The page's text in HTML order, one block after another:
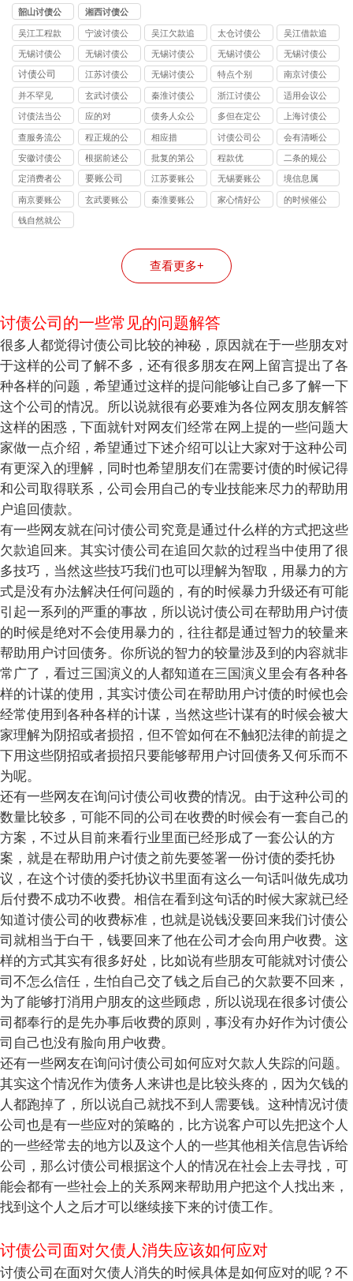
司 公司
韶山讨债公
司
湘西讨债公
司
吴江工程款
追讨
宁波讨债公
司
吴江欠款追
讨
太仓讨债公
司
吴江借款追
讨
无锡讨债公
司的法律风
险提示：债
权人需警惕
的连带责任
无锡讨债公
司能处理的
债务类型：
个人债、企
业债、特殊
债全覆盖
无锡讨债公
司收费标准
揭秘：
10%-40% 抽
成背后的逻
辑
无锡讨债公
司应对恶意
逃债的 3 种
合法手段详
解
无锡讨债公
司与律师事
务所的区
别：债务追
讨该选哪类
机构？
讨债公司
江苏讨债公
司
无锡讨债公
司
特点个别
南京讨债公
司
并不罕见
玄武讨债公
司
秦淮讨债公
司
浙江讨债公
司
适用会议公
司
讨债法当公
司
应的对
债务人众公
司
多但在定公
司
上海讨债公
司
查服务流公
司
程正规的公
司
相应措
讨债公司公
司
会有清晰公
司
安徽讨债公
司
根据前述公
司
批复的第公
司
程款优
二条的规公
司
定消费者公
司
要账公司
江苏要账公
司
无锡要账公
司
境信息属
南京要账公
司
玄武要账公
秦淮要账公
家心情好公
的时候催公
钱自然就公
查看更多+
讨债公司的一些常见的问题解答
很多人都觉得讨债公司比较的神秘，原因就在于一些朋友对
于这样的公司了解不多，还有很多朋友在网上留言提出了各
种各样的问题，希望通过这样的提问能够让自己多了解一下
这个公司的情况。所以说就很有必要难为各位网友朋友解答
这样的困惑，下面就针对网友们经常在网上提的一些问题大
家做一点介绍，希望通过下述介绍可以让大家对于这种公司
有更深入的理解，同时也希望朋友们在需要讨债的时候记得
和公司取得联系，公司会用自己的专业技能来尽力的帮助用
户追回债款。
有一些网友就在问讨债公司究竟是通过什么样的方式把这些
欠款追回来。其实讨债公司在追回欠款的过程当中使用了很
多技巧，当然这些技巧我们也可以理解为智取，用暴力的方
式是没有办法解决任何问题的，有的时候暴力升级还有可能
引起一系列的严重的事故，所以说讨债公司在帮助用户讨债
的时候是绝对不会使用暴力的，往往都是通过智力的较量来
帮助用户讨回债务。你所说的智力的较量涉及到的内容就非
常广了，看过三国演义的人都知道在三国演义里会有各种各
样的计谋的使用，其实讨债公司在帮助用户讨债的时候也会
经常使用到各种各样的计谋，当然这些计谋有的时候会被大
家理解为阴招或者损招，但不管如何在不触犯法律的前提之
下用这些阴招或者损招只要能够帮用户讨回债务又何乐而不
为呢。
还有一些网友在询问讨债公司收费的情况。由于这种公司的
数量比较多，可能不同的公司在收费的时候会有一套自己的
方案，不过从目前来看行业里面已经形成了一套公认的方
案，就是在帮助用户讨债之前先要签署一份讨债的委托协
议，在这个讨债的委托协议书里面有这么一句话叫做先成功
后付费不成功不收费。相信在看到这句话的时候大家就已经
知道讨债公司的收费标准，也就是说钱没要回来我们讨债公
司就相当于白干，钱要回来了他在公司才会向用户收费。这
样的方式其实有很多好处，比如说有些朋友可能就对讨债公
司不怎么信任，生怕自己交了钱之后自己的欠款要不回来，
为了能够打消用户朋友的这些顾虑，所以说现在很多讨债公
司都奉行的是先办事后收费的原则，事没有办好作为讨债公
司自己也没有脸向用户收费。
还有一些网友在询问讨债公司如何应对欠款人失踪的问题。
其实这个情况作为债务人来讲也是比较头疼的，因为欠钱的
人都跑掉了，所以说自己就找不到人需要钱。这种情况讨债
公司也是有一些应对的策略的，比方说客户可以先把这个人
的一些经常去的地方以及这个人的一些其他相关信息告诉给
公司，那么讨债公司根据这个人的情况在社会上去寻找，可
能会都有一些社会上的关系网来帮助用户把这个人找出来，
找到这个人之后才可以继续接下来的讨债工作。
讨债公司面对欠债人消失应该如何应对
讨债公司在面对欠债人消失的时候具体是如何应对的呢？不